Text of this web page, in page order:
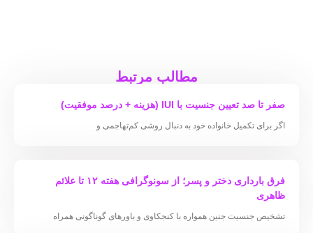
مطالب مرتبط
صفر تا صد تعیین جنسیت با IUI (هزینه + درصد موفقیت)
اگر برای تکمیل خانواده خود به دنبال روشی کم‌تهاجمی و
فرق بارداری دختر و پسر؛ از سونوگرافی هفته ۱۲ تا علائم
ظاهری
تشخیص جنسیت جنین همواره با کنجکاوی و باورهای گوناگونی همراه